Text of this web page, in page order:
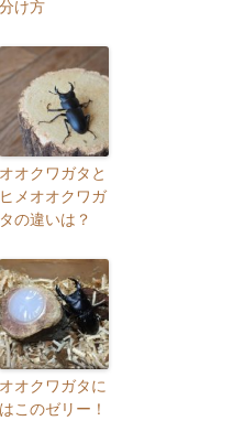
分け方
オオクワガタと
ヒメオオクワガ
タの違いは？
オオクワガタに
はこのゼリー！